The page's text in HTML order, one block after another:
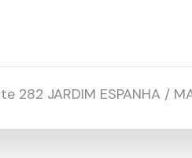
282 JARDIM ESPANHA /